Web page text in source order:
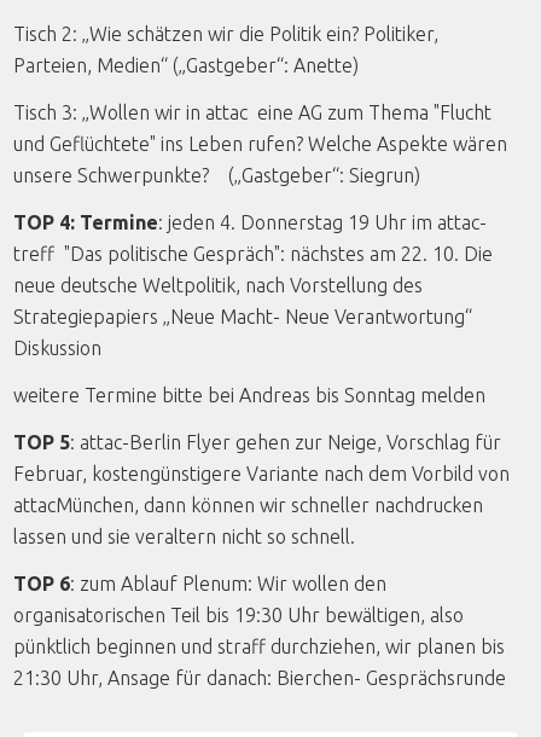
Tisch 2: „Wie schätzen wir die Politik ein? Politiker,
Parteien, Medien“ („Gastgeber“: Anette)
Tisch 3: „Wollen wir in attac eine AG zum Thema "Flucht
und Geflüchtete" ins Leben rufen? Welche Aspekte wären
unsere Schwerpunkte? („Gastgeber“: Siegrun)
TOP 4: Termine: jeden 4. Donnerstag 19 Uhr im attac-
treff "Das politische Gespräch": nächstes am 22. 10. Die
neue deutsche Weltpolitik, nach Vorstellung des
Strategiepapiers „Neue Macht- Neue Verantwortung“
Diskussion
weitere Termine bitte bei Andreas bis Sonntag melden
TOP 5: attac-Berlin Flyer gehen zur Neige, Vorschlag für
Februar, kostengünstigere Variante nach dem Vorbild von
attacMünchen, dann können wir schneller nachdrucken
lassen und sie veraltern nicht so schnell.
TOP 6: zum Ablauf Plenum: Wir wollen den
organisatorischen Teil bis 19:30 Uhr bewältigen, also
pünktlich beginnen und straff durchziehen, wir planen bis
21:30 Uhr, Ansage für danach: Bierchen- Gesprächsrunde